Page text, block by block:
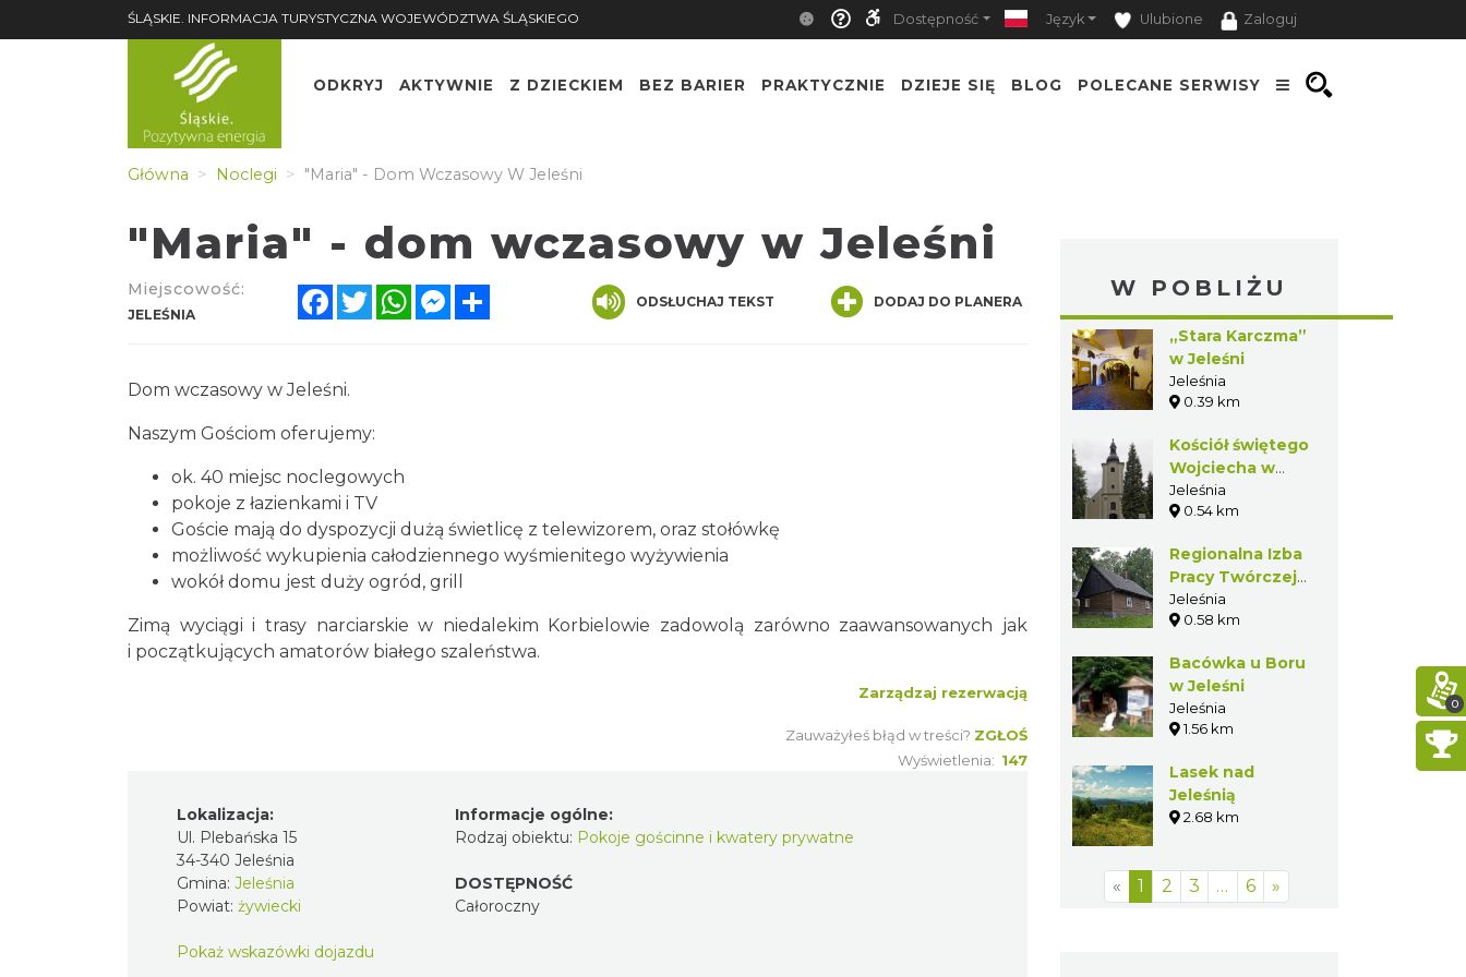
ŚLĄSKIE. INFORMACJA TURYSTYCZNA WOJEWÓDZTWA ŚLĄSKIEGO Dostępność Język Ulubione Zaloguj
ODKRYJ AKTYWNIE Z DZIECKIEM BEZ BARIER PRAKTYCZNIE DZIEJE SIĘ BLOG POLECANE SERWISY
Główna Noclegi "Maria" - Dom Wczasowy W Jeleśni
"Maria" - dom wczasowy w Jeleśni
Miejscowość:
JELEŚNIA
FacebookTwitterWhatsAppMessenger ODSŁUCHAJ TEKST DODAJ DO PLANERA
Dom wczasowy w Jeleśni.
Naszym Gościom oferujemy:
ok. 40 miejsc noclegowych
pokoje z łazienkami i TV
Goście mają do dyspozycji dużą świetlicę z telewizorem, oraz stołówkę
możliwość wykupienia całodziennego wyśmienitego wyżywienia
wokół domu jest duży ogród, grill
Zimą wyciągi i trasy narciarskie w niedalekim Korbielowie zadowolą zarówno zaawansowanych jak
i początkujących amatorów białego szaleństwa.
Zarządzaj rezerwacją
Zauważyłeś błąd w treści? ZGŁOŚ
Wyświetlenia: 147
Lokalizacja:
Ul. Plebańska 15
34-340 Jeleśnia
Gmina: Jeleśnia
Powiat: żywiecki
Pokaż wskazówki dojazdu
Informacje ogólne:
Rodzaj obiektu: Pokoje gościnne i kwatery prywatne
DOSTĘPNOŚĆ
Całoroczny
W POBLIŻU
„Stara Karczma”
w Jeleśni
Jeleśnia
0.39 km
Kościół świętego
Wojciecha w
Jeleśni
Jeleśnia
0.54 km
Regionalna Izba
Pracy Twórczej
„Organistówka”
w Jeleśni
Jeleśnia
0.58 km
Bacówka u Boru
w Jeleśni
Jeleśnia
1.56 km
Lasek nad
Jeleśnią
2.68 km
« 1 2 3 … 6 »
0